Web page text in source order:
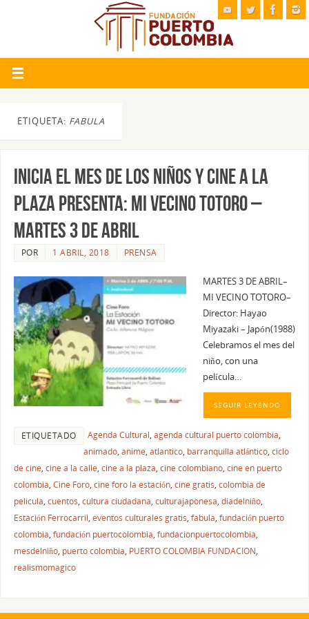
ETIQUETA: FABULA
INICIA EL MES DE LOS NIÑOS Y CINE A LA
PLAZA PRESENTA: MI VECINO TOTORO –
MARTES 3 DE ABRIL
POR 1 ABRIL, 2018 PRENSA
MARTES 3 DE ABRIL–
MI VECINO TOTORO–
Director: Hayao
Miyazaki – Japón(1988)
Celebramos el mes del
niño, con una
película…
SEGUIR LEYENDO
ETIQUETADO Agenda Cultural, agenda cultural puerto colombia,
animado, anime, atlantico, barranquilla atlántico, ciclo
de cine, cine a la calle, cine a la plaza, cine colombiano, cine en puerto
colombia, Cine Foro, cine foro la estación, cine gratis, colombia de
pelicula, cuentos, cultura ciudadana, culturajaponesa, diadelniño,
Estación Ferrocarril, eventos culturales gratis, fabula, fundación puerto
colombia, fundación puertocolombia, fundacionpuertocolombia,
mesdelniño, puerto colombia, PUERTO COLOMBIA FUNDACION,
realismomagico